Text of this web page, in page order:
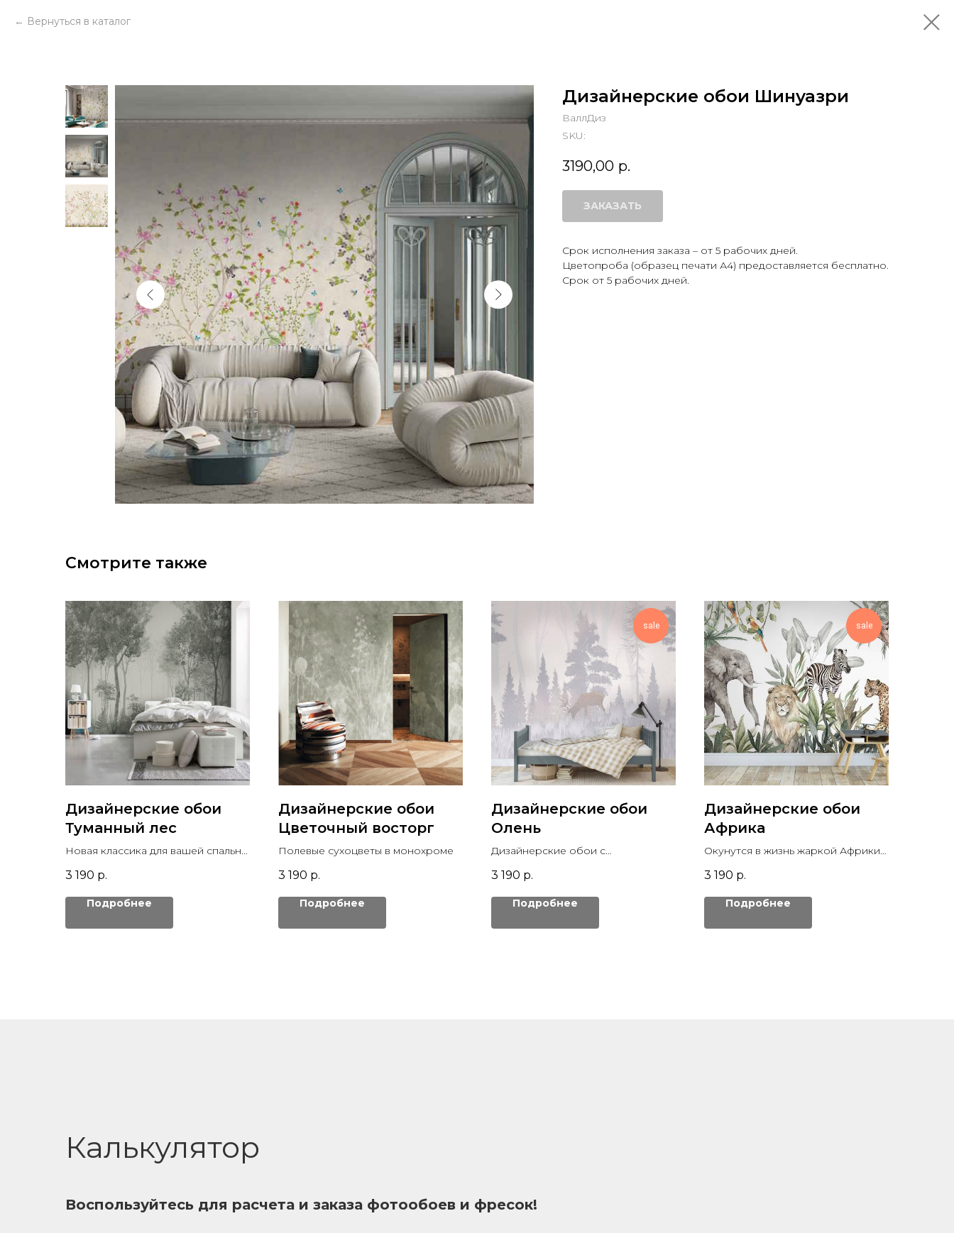
Вернуться в каталог
Дизайнерские обои Шинуазри
ВаллДиз
SKU:
3190,00 р.
ЗАКАЗАТЬ
Срок исполнения заказа – от 5 рабочих дней.
Цветопроба (образец печати А4) предоставляется бесплатно.
Срок от 5 рабочих дней.
Смотрите также
Дизайнерские обои
Туманный лес
Новая классика для вашей спальни
3 190 р.
Подробнее
Дизайнерские обои
Цветочный восторг
Полевые сухоцветы в монохроме
3 190 р.
Подробнее
sale
Дизайнерские обои
Олень
Дизайнерские обои с
розовом лесу
3 190 р.
Подробнее
sale
Дизайнерские обои
Африка
Окунутся в жизнь жаркой Африки с
легко, наши обои с животными
этого континента помогут вам в
этом
3 190 р.
Подробнее
Калькулятор
Воспользуйтесь для расчета и заказа фотообоев и фресок!